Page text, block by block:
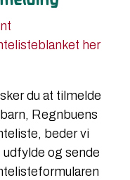
her
du at tilmelde
Regnbuens
beder vi
udfylde og sende